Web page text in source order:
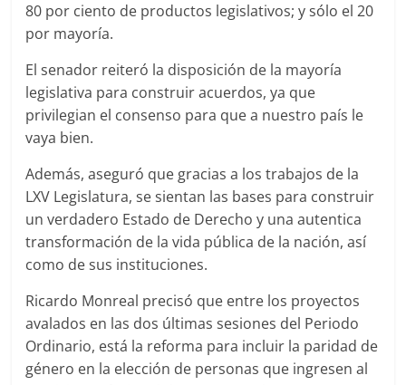
80 por ciento de productos legislativos; y sólo el 20
por mayoría.
El senador reiteró la disposición de la mayoría
legislativa para construir acuerdos, ya que
privilegian el consenso para que a nuestro país le
vaya bien.
Además, aseguró que gracias a los trabajos de la
LXV Legislatura, se sientan las bases para construir
un verdadero Estado de Derecho y una autentica
transformación de la vida pública de la nación, así
como de sus instituciones.
Ricardo Monreal precisó que entre los proyectos
avalados en las dos últimas sesiones del Periodo
Ordinario, está la reforma para incluir la paridad de
género en la elección de personas que ingresen al